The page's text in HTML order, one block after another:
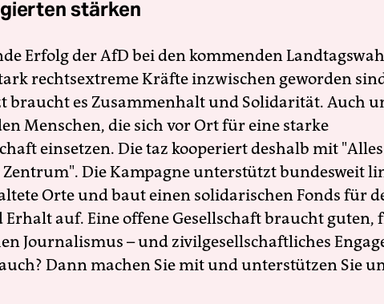
stärken
Erfolg der AfD bei den kommenden
rechtsextreme Kräfte inzwischen geworden
braucht es Zusammenhalt und Solidarität. Auch
Menschen, die sich vor Ort für eine starke
einsetzen. Die taz kooperiert deshalb mit "Alles
Die Kampagne unterstützt bundesweit
Orte und baut einen solidarischen Fonds für
Erhalt auf. Eine offene Gesellschaft braucht guten,
Journalismus – und zivilgesellschaftliches
Dann machen Sie mit und unterstützen Sie